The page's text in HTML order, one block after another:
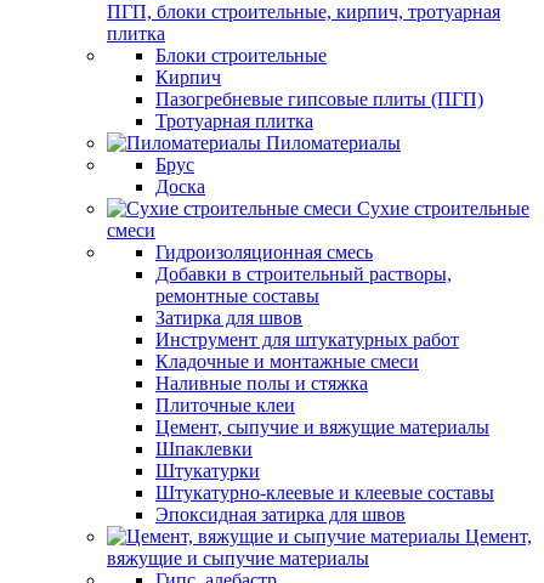
ПГП, блоки строительные, кирпич, тротуарная
плитка
Блоки строительные
Кирпич
Пазогребневые гипсовые плиты (ПГП)
Тротуарная плитка
Пиломатериалы
Брус
Доска
Сухие строительные
смеси
Гидроизоляционная смесь
Добавки в строительный растворы,
ремонтные составы
Затирка для швов
Инструмент для штукатурных работ
Кладочные и монтажные смеси
Наливные полы и стяжка
Плиточные клеи
Цемент, сыпучие и вяжущие материалы
Шпаклевки
Штукатурки
Штукатурно-клеевые и клеевые составы
Эпоксидная затирка для швов
Цемент,
вяжущие и сыпучие материалы